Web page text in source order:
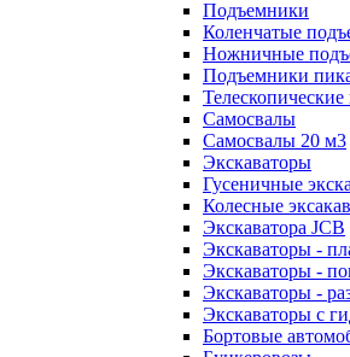
Подъемники
Коленчатые
Ножничные
Подъемники
Самосвалы
Самосвалы 20 м3
Экскаваторы
Гусеничные
Колесные
Экскаватора JCB
Экскаваторы -
Экскаваторы -
Экскаваторы -
Экскаваторы с
Бортовые